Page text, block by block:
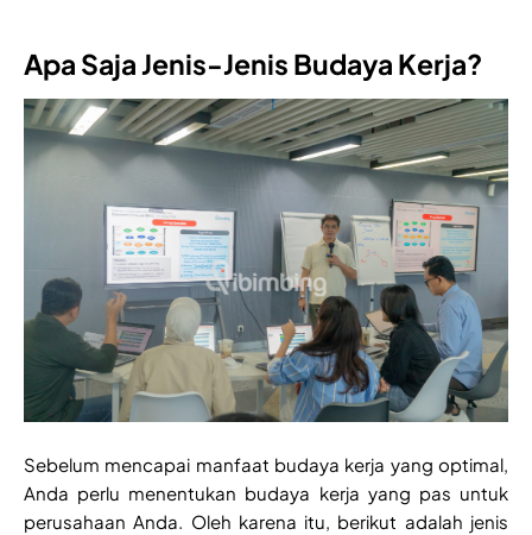
Apa Saja Jenis-Jenis Budaya Kerja?
Sebelum mencapai manfaat budaya kerja yang optimal,
Anda perlu menentukan budaya kerja yang pas untuk
perusahaan Anda. Oleh karena itu, berikut adalah jenis